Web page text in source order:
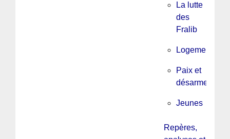
La lutte
des
Fralib
Logement
Paix et
désarmement
Jeunes
Repères,